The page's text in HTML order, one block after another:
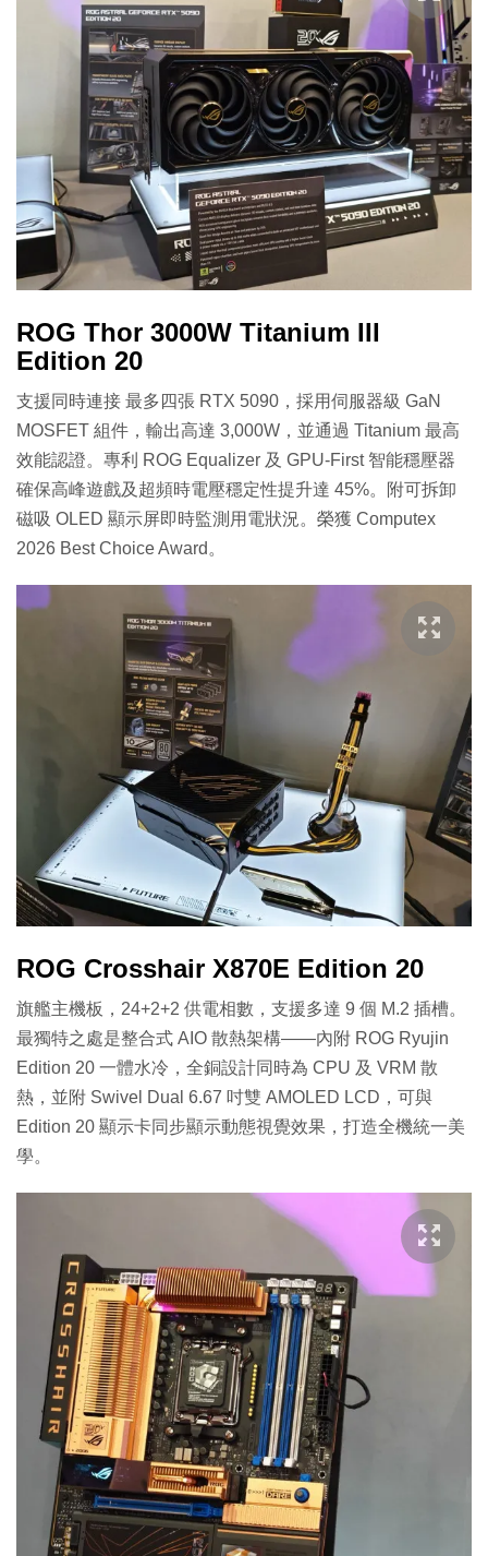
ROG Thor 3000W Titanium III
Edition 20
支援同時連接 最多四張 RTX 5090，採用伺服器級 GaN
MOSFET 組件，輸出高達 3,000W，並通過 Titanium 最高
效能認證。專利 ROG Equalizer 及 GPU-First 智能穩壓器
確保高峰遊戲及超頻時電壓穩定性提升達 45%。附可拆卸
磁吸 OLED 顯示屏即時監測用電狀況。榮獲 Computex
2026 Best Choice Award。
ROG Crosshair X870E Edition 20
旗艦主機板，24+2+2 供電相數，支援多達 9 個 M.2 插槽。
最獨特之處是整合式 AIO 散熱架構——內附 ROG Ryujin
Edition 20 一體水冷，全銅設計同時為 CPU 及 VRM 散
熱，並附 Swivel Dual 6.67 吋雙 AMOLED LCD，可與
Edition 20 顯示卡同步顯示動態視覺效果，打造全機統一美
學。